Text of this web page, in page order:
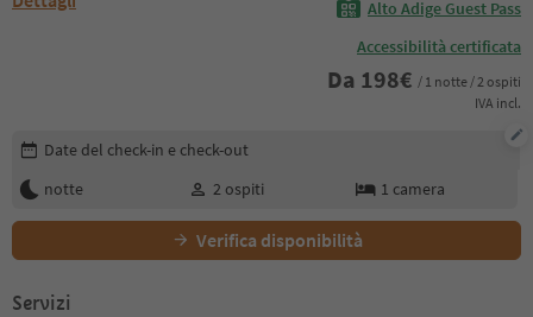
Alto Adige Guest Pass
Accessibilità certificata
Da 198€ / 1 notte / 2 ospiti
IVA incl.
Modifica i dettagli della prenotazione
Date del check-in e check-out
notte
2 ospiti 1 camera
Verifica disponibilità
Servizi